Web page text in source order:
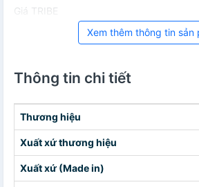
Giá TRIBE
Xem thêm thông tin sản
Thông tin chi tiết
Thương hiệu
Xuất xứ thương hiệu
Xuất xứ (Made in)